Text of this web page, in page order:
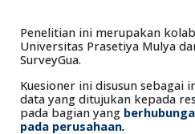
Penelitian ini merupakan
Universitas Prasetiya Mulya
SurveyGua.
Kuesioner ini disusun sebagai
data yang ditujukan kepada
pada bagian yang
pada perusahaan.